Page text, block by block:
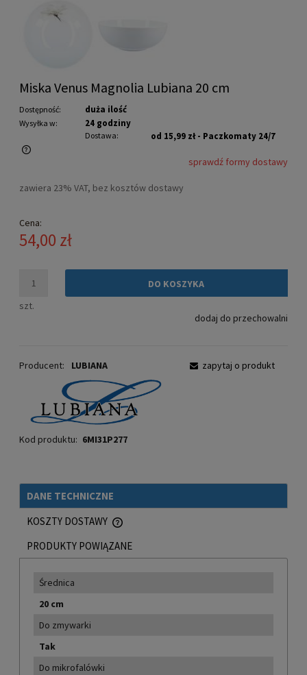
Miska Venus Magnolia Lubiana 20 cm
Dostępność: duża ilość
Wysyłka w: 24 godziny
Dostawa: od 15,99 zł - Paczkomaty 24/7
Cena nie zawiera ewentualnych kosztów płatności
sprawdź formy dostawy
zawiera 23% VAT, bez kosztów dostawy
Cena:
54,00 zł
szt.
DO KOSZYKA
dodaj do przechowalni
Producent: LUBIANA
Kod produktu: 6MI31P277
zapytaj o produkt
DANE TECHNICZNE
KOSZTY DOSTAWY
CENA NIE ZAWIERA EWENTUALNYCH KOSZTÓW PŁATNOŚCI
PRODUKTY POWIĄZANE
Średnica
20 cm
Do zmywarki
Tak
Do mikrofalówki